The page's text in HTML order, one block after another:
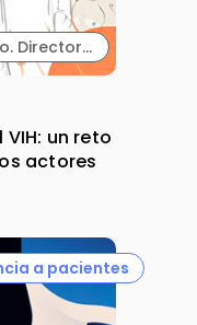
Dra. Eugènia Negredo. Directora de la línea de VIH de la Fundación Lucha contra las Infecciones y del Hospital Germans Trias i Pujol.
un reto
actores
a pacientes